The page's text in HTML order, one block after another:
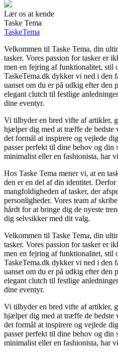
Lær os at kende
Taske Tema
TaskeTema
Velkommen til Taske Tema, din
tasker. Vores passion for tasker er
men en fejring af funktionalitet, stil
TaskeTema.dk dykker vi ned i den
uanset om du er på udkig efter den
elegant clutch til festlige
dine eventyr.
Vi tilbyder en bred vifte af artikler,
hjælper dig med at træffe de bedste
det formål at inspirere og vejlede
passer perfekt til dine behov og din
minimalist eller en fashionista, har
Hos Taske Tema mener vi, at en
den er en del af din identitet.
mangfoldigheden af tasker, der
personligheder. Vores team af
hårdt for at bringe dig de nyeste
dig selvsikker med dit valg.
Velkommen til Taske Tema, din
tasker. Vores passion for tasker er
men en fejring af funktionalitet, stil
TaskeTema.dk dykker vi ned i den
uanset om du er på udkig efter den
elegant clutch til festlige
dine eventyr.
Vi tilbyder en bred vifte af artikler,
hjælper dig med at træffe de bedste
det formål at inspirere og vejlede
passer perfekt til dine behov og din
minimalist eller en fashionista, har